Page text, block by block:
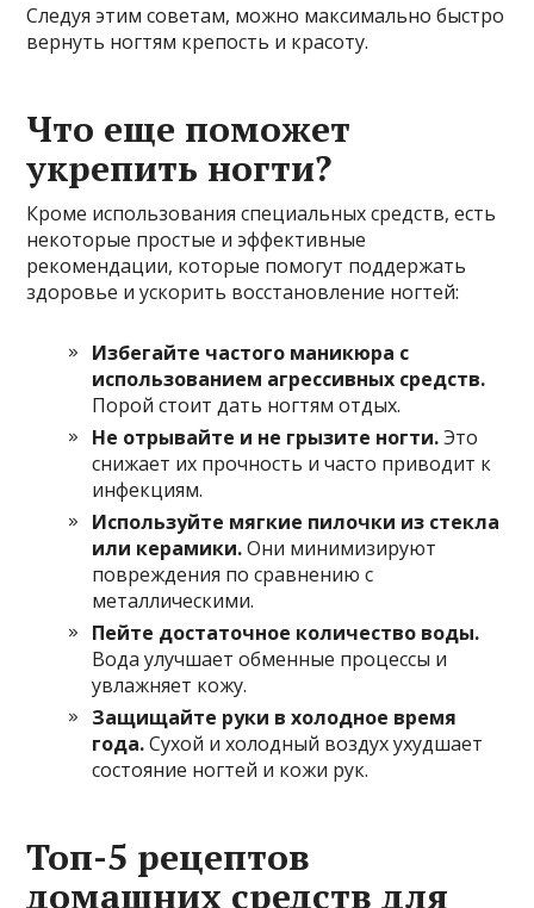
Следуя этим советам, можно максимально быстро
вернуть ногтям крепость и красоту.
Что еще поможет
укрепить ногти?
Кроме использования специальных средств, есть
некоторые простые и эффективные
рекомендации, которые помогут поддержать
здоровье и ускорить восстановление ногтей:
Избегайте частого маникюра с
использованием агрессивных средств.
Порой стоит дать ногтям отдых.
Не отрывайте и не грызите ногти.Это
снижает их прочность и часто приводит к
инфекциям.
Используйте мягкие пилочки из стекла
или керамики.Они минимизируют
повреждения по сравнению с
металлическими.
Пейте достаточное количество воды.
Вода улучшает обменные процессы и
увлажняет кожу.
Защищайте руки в холодное время
года.Сухой и холодный воздух ухудшает
состояние ногтей и кожи рук.
Топ-5 рецептов
домашних средств для